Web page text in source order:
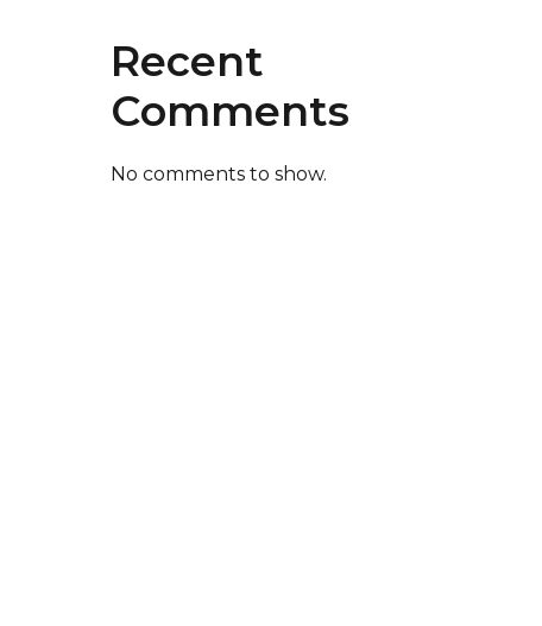
Recent
Comments
No comments to show.